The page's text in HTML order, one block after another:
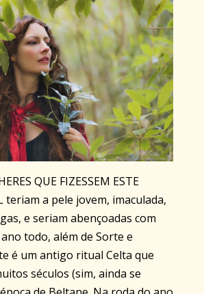
QUE FIZESSEM ESTE
teriam a pele jovem, imaculada,
e seriam abençoadas com
todo, além de Sorte e
é um antigo ritual Celta que
séculos (sim, ainda se